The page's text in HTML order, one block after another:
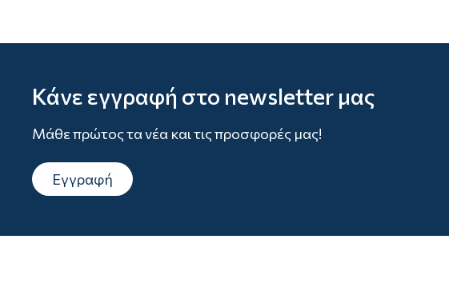
Κάνε εγγραφή στο newsletter μας
Μάθε πρώτος τα νέα και τις προσφορές μας!
Εγγραφή